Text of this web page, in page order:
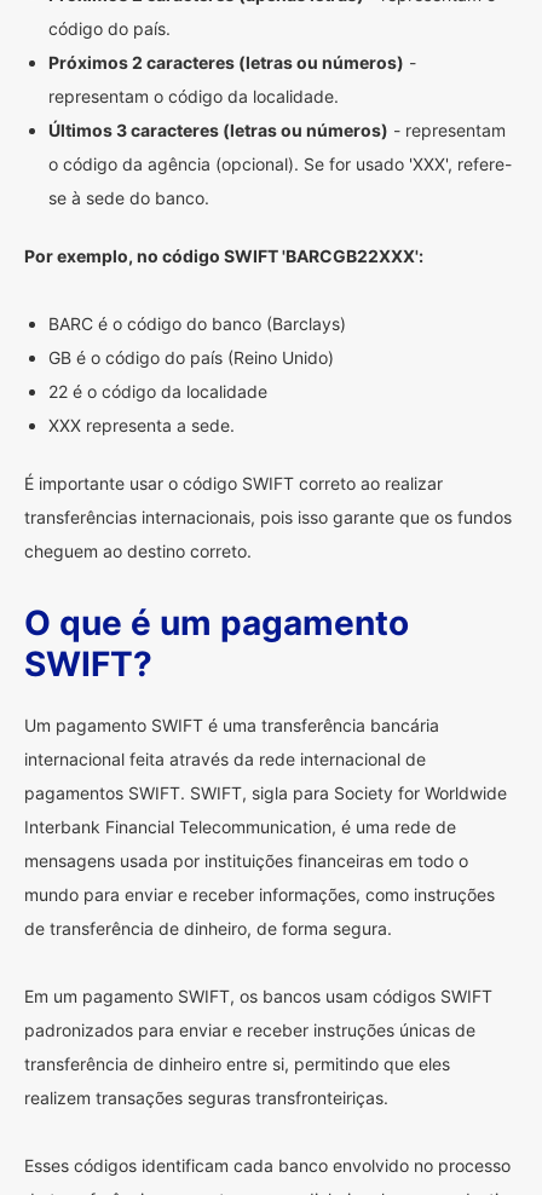
código do país.
Próximos 2 caracteres (letras ou números) -
representam o código da localidade.
Últimos 3 caracteres (letras ou números) - representam
o código da agência (opcional). Se for usado 'XXX', refere-
se à sede do banco.
Por exemplo, no código SWIFT 'BARCGB22XXX':
BARC é o código do banco (Barclays)
GB é o código do país (Reino Unido)
22 é o código da localidade
XXX representa a sede.
É importante usar o código SWIFT correto ao realizar
transferências internacionais, pois isso garante que os fundos
cheguem ao destino correto.
O que é um pagamento
SWIFT?
Um pagamento SWIFT é uma transferência bancária
internacional feita através da rede internacional de
pagamentos SWIFT. SWIFT, sigla para Society for Worldwide
Interbank Financial Telecommunication, é uma rede de
mensagens usada por instituições financeiras em todo o
mundo para enviar e receber informações, como instruções
de transferência de dinheiro, de forma segura.
Em um pagamento SWIFT, os bancos usam códigos SWIFT
padronizados para enviar e receber instruções únicas de
transferência de dinheiro entre si, permitindo que eles
realizem transações seguras transfronteiriças.
Esses códigos identificam cada banco envolvido no processo